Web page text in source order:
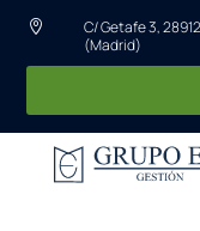

C/ Getafe 3,
(Madrid)